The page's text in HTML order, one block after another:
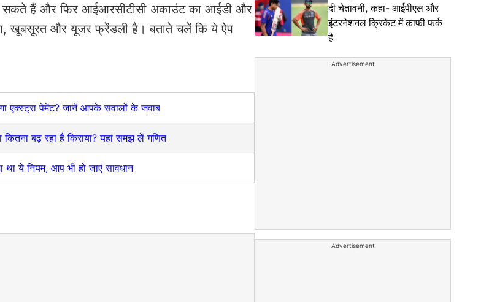
हैं और फिर आईआरसीटीसी अकाउंट का आईडी और
खूबसूरत और यूजर फ्रेंडली है। बताते चलें कि ये ऐप
एक्स्ट्रा पेमेंट? जानें आपके सवालों के जवाब
बढ़ रहा है किराया? यहां समझ लें गणित
था ये नियम, आप भी हो जाएं सावधान
दी चेतावनी, कहा- आईपीएल और
इंटरनेशनल क्रिकेट में काफी फर्क
है
Advertisement
Advertisement